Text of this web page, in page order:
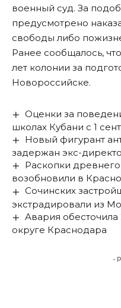
военный суд. За
предусмотрено
свободы либо
Ранее сообщалось, что
лет колонии за
Новороссийске.
Оценки за
школах Кубани с 1
Новый фигурант
задержан экс-
Раскопки
возобновили в
Сочинских
экстрадировали из
Авария
округе Краснодара
-